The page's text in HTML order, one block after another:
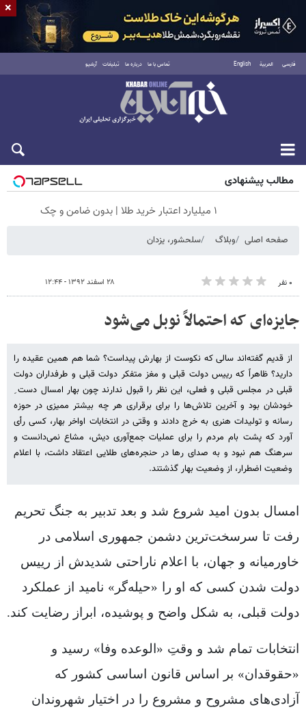
فارسی العربية English تماس با ما درباره ما تبلیغات آرشیو
شنبه ۱۷ مرداد ۱۴۰۵
مطالب پیشنهادی
۱ میلیارد اعتبار خرید طلا | بدون ضامن و چک
صفحه اصلی وبلاگ سلحشور، یزدان
۰ نفر ۲۸ اسفند ۱۳۹۲ - ۱۲:۴۴
جایزه‌ای که احتمالاً نوبل می‌شود
از قدیم گفته‌اند سالی که نکوست از بهارش پیداست؟ شما هم همین عقیده‌ را
دارید؟ ظاهراً که رییس دولت قبلی و مغز متفکر دولت قبلی و طرفداران دولت
قبلی در مجلس قبلی و فعلی، این نظر را قبول ندارند چون بهار امسال دست ِ
خودشان بود و آخرین تلاش‌ها را برای برقراری هر چه بیشتر ممیزی در حوزه
رسانه و تولیدات هنری به خرج دادند و وقتی در انتخابات اواخر بهار، کسی رأی
آورد که پشت‌ بام مردم را برای عملیات جمع‌آوری دیش، مشاع نمی‌دانست و
سرهنگ هم نبود و به صدای رها در حنجره‌های طلایی اعتقاد داشت، با اعلام
وضعیت اضطرار، از وضعیت بهار گذشتند.
امسال بدون امید شروع شد و بعد تدبیر به جنگ تحریم
رفت تا سرسخت‌ترین دشمن جمهوری اسلامی در
خاورمیانه و جهان، با اعلام ناراحتی شدیدش از رییس
دولت شدن کسی که او را «حیله‌گر» نامید از عملکرد
دولت قبلی، به شکل واضح و پوشیده، ابراز رضایت کند.
انتخابات تمام شد و وقتِ «الوعده وفا» رسید و
«حقوقدان» بر اساس قانون اساسی کشور که
آزادی‌های مشروح و مشروع را در اختیار شهروندان
×